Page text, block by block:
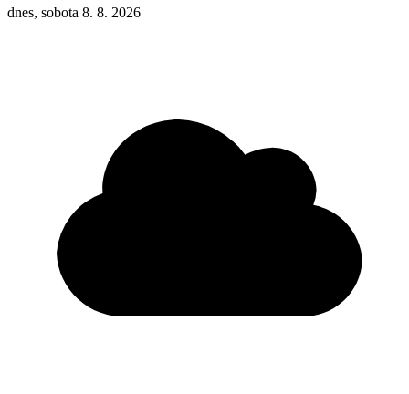
dnes, sobota 8. 8. 2026